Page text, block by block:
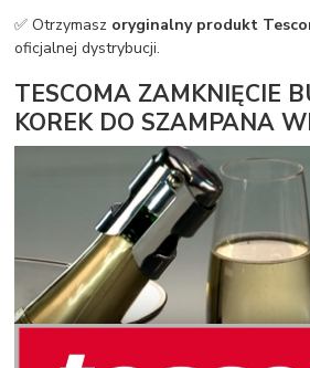
✅ Otrzymasz oryginalny produkt
oficjalnej dystrybucji.
TESCOMA ZAMKNIĘCIE
KOREK DO SZAMPANA